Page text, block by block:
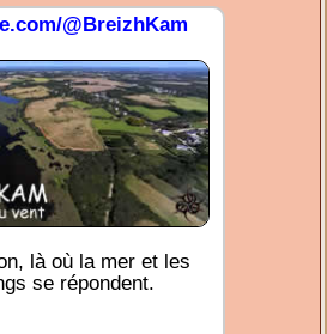
@BreizhKam
là où la mer et les
se répondent.